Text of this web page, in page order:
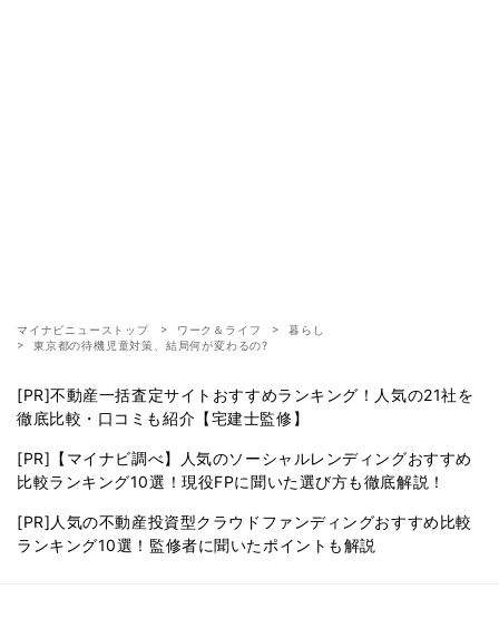
マイナビニューストップ ワーク＆ライフ
暮らし
東京都の待機児童対策、結局何が変わるの?
[PR]不動産一括査定サイトおすすめランキング！人気の21社を
徹底比較・口コミも紹介【宅建士監修】
[PR]【マイナビ調べ】人気のソーシャルレンディングおすすめ
比較ランキング10選！現役FPに聞いた選び方も徹底解説！
[PR]人気の不動産投資型クラウドファンディングおすすめ比較
ランキング10選！監修者に聞いたポイントも解説